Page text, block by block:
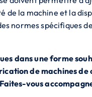
la machine et la
normes spécifiques
dans une forme
de machines
vous